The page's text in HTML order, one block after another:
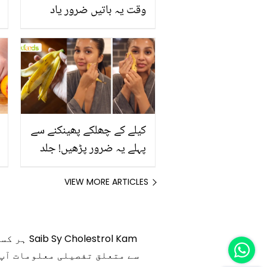
وقت یہ باتیں ضرور یاد
کیلے کے چھلکے پھینکنے سے
پہلے یہ ضرور پڑھیں! جلد
اور قدرتی حل
VIEW MORE ARTICLES